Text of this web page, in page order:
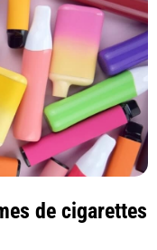
de cigarettes